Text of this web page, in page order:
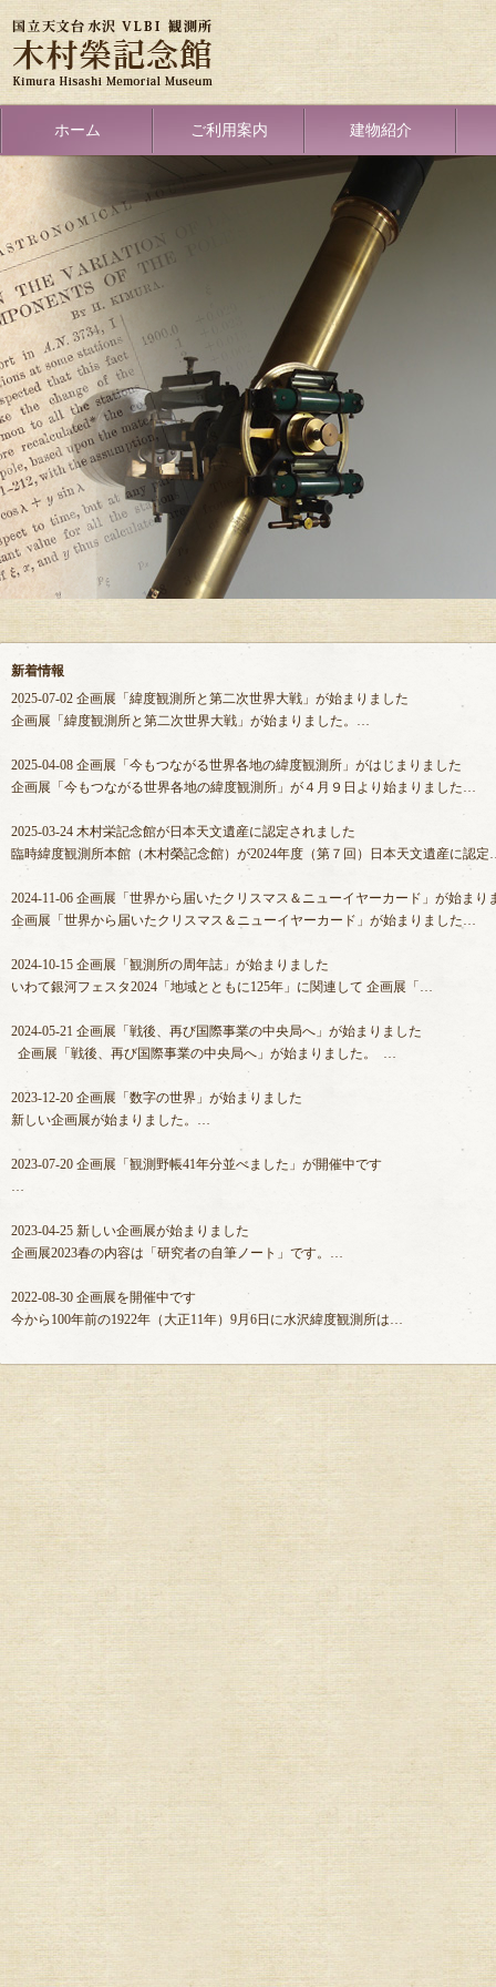
イ
ツ
に
移
link
ホーム ご利用案内 建物紹介
新着情報
2025-07-02 企画展「緯度観測所と第二次世界大戦」が始まりました
企画展「緯度観測所と第二次世界大戦」が始まりました。…
2025-04-08 企画展「今もつながる世界各地の緯度観測所」がはじまりました
企画展「今もつながる世界各地の緯度観測所」が４月９日より始まりました…
2025-03-24 木村栄記念館が日本天文遺産に認定されました
臨時緯度観測所本館（木村榮記念館）が2024年度（第７回）日本天文遺産に認
2024-11-06 企画展「世界から届いたクリスマス＆ニューイヤーカード」が始まり
企画展「世界から届いたクリスマス＆ニューイヤーカード」が始まりました…
2024-10-15 企画展「観測所の周年誌」が始まりました
いわて銀河フェスタ2024「地域とともに125年」に関連して 企画展「…
2024-05-21 企画展「戦後、再び国際事業の中央局へ」が始まりました
企画展「戦後、再び国際事業の中央局へ」が始まりました。 …
2023-12-20 企画展「数字の世界」が始まりました
新しい企画展が始まりました。…
2023-07-20 企画展「観測野帳41年分並べました」が開催中です
…
2023-04-25 新しい企画展が始まりました
企画展2023春の内容は「研究者の自筆ノート」です。…
2022-08-30 企画展を開催中です
今から100年前の1922年（大正11年）9月6日に水沢緯度観測所は…